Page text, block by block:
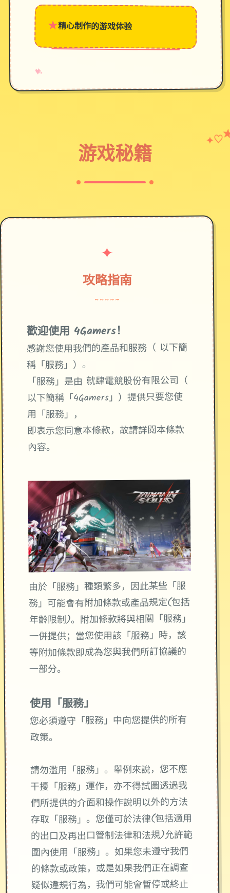
★精心制作的游戏体验
♥
✧
→
游戏秘籍
✦♡
✦
攻略指南
~~~~~
歡迎使用 4Gamers！
感謝您使用我們的產品和服務（ 以下簡
稱「服務」）。
「服務」是由 就肆電競股份有限公司（
以下簡稱「4Gamers」）提供只要您使
用「服務」，
即表示您同意本條款，故請詳閱本條款
內容。
由於「服務」種類繁多，因此某些「服
務」可能會有附加條款或產品規定(包括
年齡限制)。附加條款將與相關「服務」
一併提供；當您使用該「服務」時，該
等附加條款即成為您與我們所訂協議的
一部分。
使用「服務」
您必須遵守「服務」中向您提供的所有
政策。
請勿濫用「服務」。舉例來說，您不應
干擾「服務」運作，亦不得試圖透過我
們所提供的介面和操作說明以外的方法
存取「服務」。您僅可於法律(包括適用
的出口及再出口管制法律和法規)允許範
圍內使用「服務」。如果您未遵守我們
的條款或政策，或是如果我們正在調查
疑似違規行為，我們可能會暫停或終止